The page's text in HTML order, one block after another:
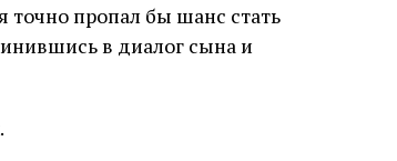
точно пропал бы шанс стать
в диалог сына и